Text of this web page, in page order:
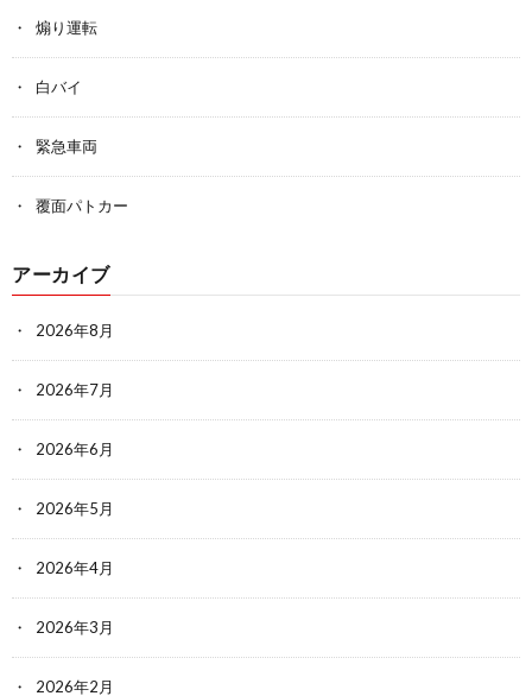
煽り運転
白バイ
緊急車両
覆面パトカー
アーカイブ
2026年8月
2026年7月
2026年6月
2026年5月
2026年4月
2026年3月
2026年2月